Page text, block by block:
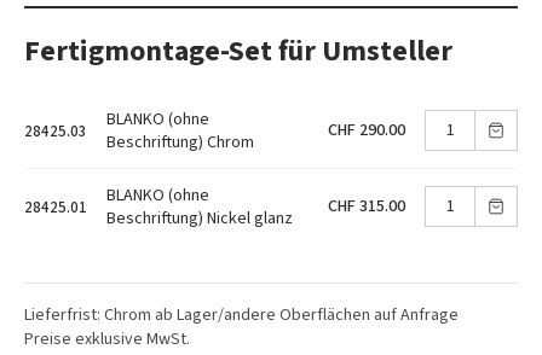
Fertigmontage-Set für Umsteller
28425.03
BLANKO (ohne
Beschriftung) Chrom
CHF 290.00
28425.01
BLANKO (ohne
Beschriftung) Nickel glanz
CHF 315.00
Lieferfrist: Chrom ab Lager/andere Oberflächen auf Anfrage
Preise exklusive MwSt.